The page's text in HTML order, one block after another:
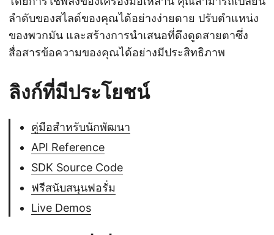
ลำดับของสไลด์ของคุณได้อย่างง่ายดาย ปรับตำแหน่ง
ของพวกมัน และสร้างการนำเสนอที่ดึงดูดสายตาซึ่ง
สื่อสารข้อความของคุณได้อย่างมีประสิทธิภาพ
ลิงก์ที่มีประโยชน์
คู่มือสำหรับนักพัฒนา
API Reference
SDK Source Code
ฟรีสนับสนุนฟอรั่ม
Live Demos